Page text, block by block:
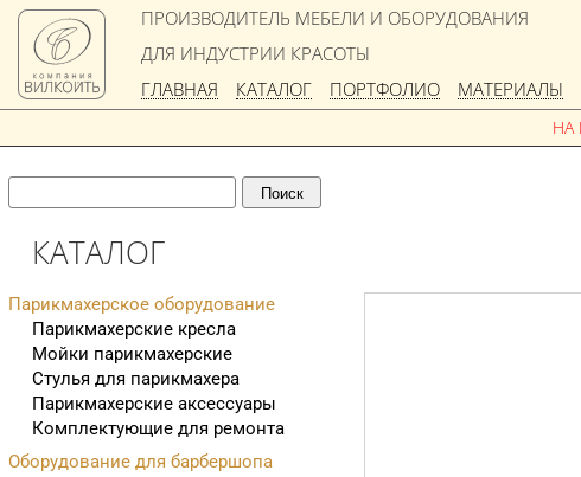
ПРОИЗВОДИТЕЛЬ МЕБЕЛИ И ОБОРУДОВАНИЯ
ДЛЯ ИНДУСТРИИ КРАСОТЫ
ГЛАВНАЯ
КАТАЛОГ ПОРТФОЛИО МАТЕРИАЛЫ
КАТАЛОГ
Парикмахерское оборудование
Парикмахерские кресла
Мойки парикмахерские
Стулья для парикмахера
Парикмахерские аксессуары
Комплектующие для ремонта
Оборудование для барбершопа